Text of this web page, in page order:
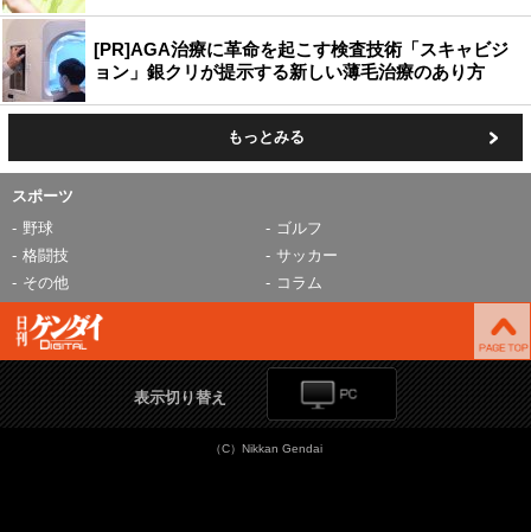
[PR]AGA治療に革命を起こす検査技術「スキャビジ
ョン」銀クリが提示する新しい薄毛治療のあり方
もっとみる
スポーツ
野球
ゴルフ
格闘技
サッカー
その他
コラム
表示切り替え
（C）Nikkan Gendai